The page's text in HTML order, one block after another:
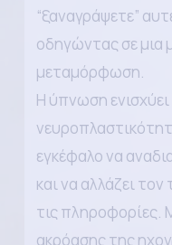
“ξαναγράψετε”
οδηγώντας σε μια
μεταμόρφωση.
Η ύπνωση ενισχύει
εγκέφαλο να
και να αλλάζει
τις πληροφορίες.
ακρόασης της